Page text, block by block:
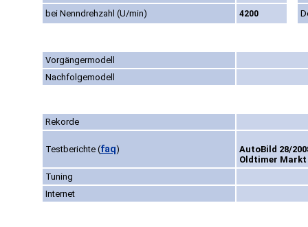
bei Nenndrehzahl (U/min)
4200
Vorgängermodell
Nachfolgemodell
Rekorde
Testberichte (faq)
AutoBild 28/
Oldtimer Markt
Tuning
Internet